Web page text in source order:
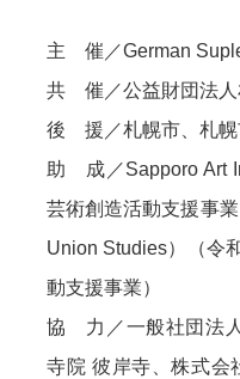
主 催／German
共 催／公益財団法人
後 援／札幌市、札幌
助 成／Sapporo Art
芸術創造活動支援事
Union Studies）（令
動支援事業）
協 力／一般社団法
寺院 彼岸寺、株式会